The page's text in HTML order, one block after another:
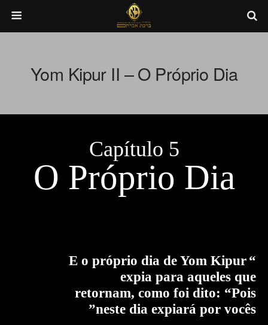
Yom Kipur II – O Próprio Dia
Capítulo 5
O Próprio Dia
“
E o próprio dia de Yom Kipur
expia para aqueles que
retornam, como foi dito: “Pois
neste dia expiará por vocês
”